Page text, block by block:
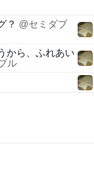
？ @セミダブ
から、ふれあい
ル